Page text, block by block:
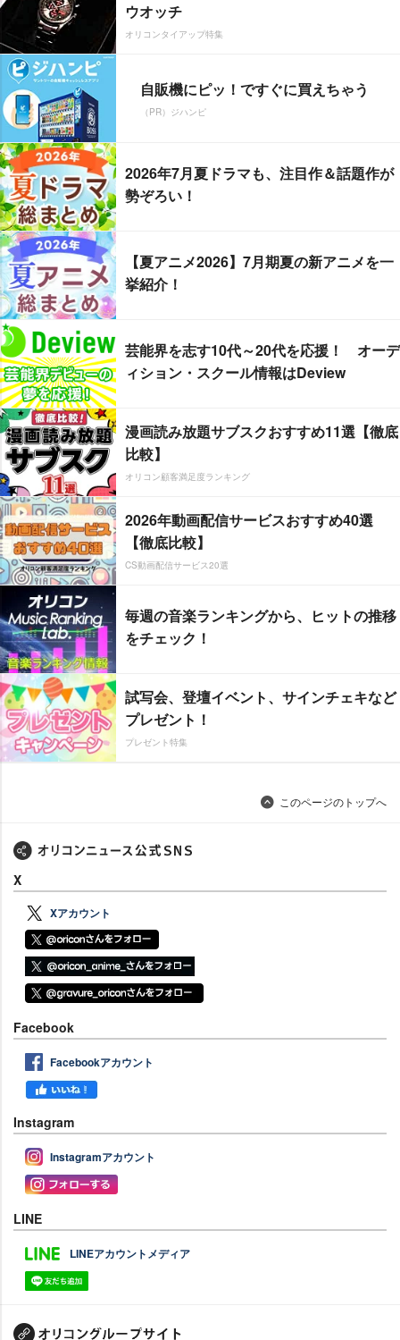
ウオッチ
オリコンタイアップ特集
自販機にピッ！ですぐに買えちゃう
（PR）ジハンピ
2026年7月夏ドラマも、注目作＆話題作が
勢ぞろい！
【夏アニメ2026】7月期夏の新アニメを一
挙紹介！
芸能界を志す10代～20代を応援！ オーデ
ィション・スクール情報はDeview
漫画読み放題サブスクおすすめ11選【徹底
比較】
オリコン顧客満足度ランキング
2026年動画配信サービスおすすめ40選
【徹底比較】
CS動画配信サービス20選
毎週の音楽ランキングから、ヒットの推移
をチェック！
試写会、登壇イベント、サインチェキなど
プレゼント！
プレゼント特集
このページのトップへ
X
Xアカウント
Facebook
Facebookアカウント
Instagram
Instagramアカウント
LINE
LINEアカウントメディア